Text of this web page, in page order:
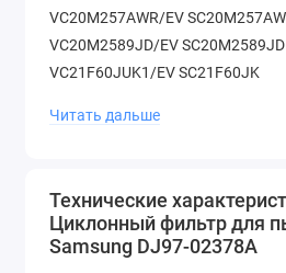
VC20M257AWR/EV
VC20M2589JD/EV SC20M2589JD
VC21F60JUK1/EV SC21F60JK
VC24FHNJGWQ/EV
VC24LVNJGBB/EV VCJG24LV
Читать дальше
Технические
Циклонный фильтр для
Samsung DJ97-02378A